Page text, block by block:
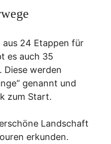
24 Etappen für
es auch 35
werden
genannt und
zum Start.
Landschaft
erkunden.